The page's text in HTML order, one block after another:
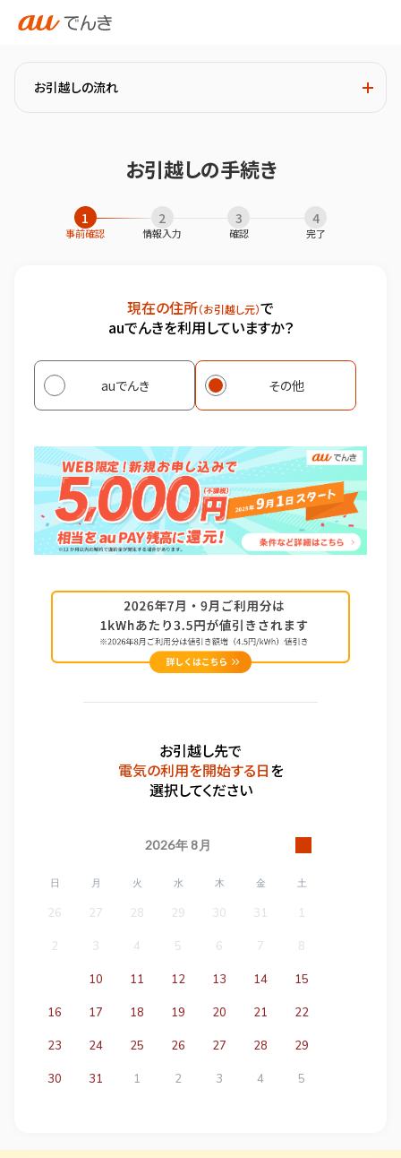
お引越しの流れ
お引越しの手続き
1
事前確認
2
情報入力
3
確認
4
完了
現在の住所（お引越し元）で
auでんきを利用していますか？
auでんき その他
お引越し先で
電気の利用を開始する日を
選択してください
2026年8月
日 月 火 水 木 金 土
26 27 28 29 30 31 1
2 3 4 5 6 7 8
10 11 12 13 14 15
16 17 18 19 20 21 22
23 24 25 26 27 28 29
30 31 1 2 3 4 5